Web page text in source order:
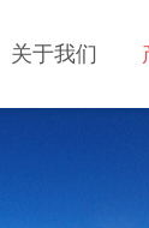
关于我们